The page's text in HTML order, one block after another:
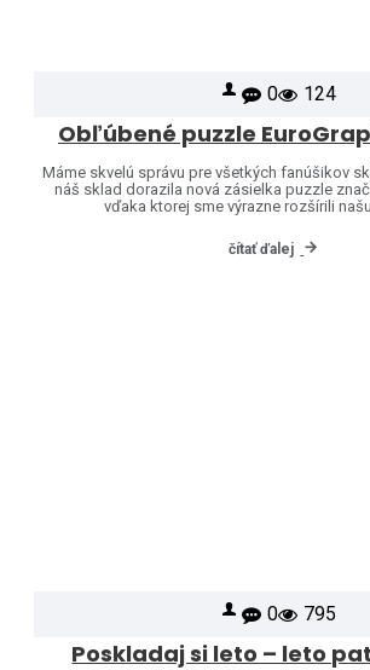
0 124
Máme skvelú správu pre všetkých fanúšikov
náš sklad dorazila nová zásielka puzzle
vďaka ktorej sme výrazne rozšírili
čítať ďalej
0 795
Poskladaj si leto – leto